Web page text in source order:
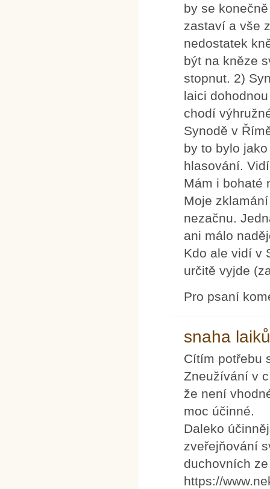
by se
zastaví a vše
nedostatek
být na kněze
stopnut. 2)
laici
chodí
Synodě v
by to bylo
hlasování.
Mám i bohaté
Moje
nezačnu.
ani málo
Kdo ale vidí v
určitě vyjde
Pro psaní
snaha
Cítím potřebu
Zneužívání v
že není
moc účinné.
Daleko
zveřejňování
duchovních
https://